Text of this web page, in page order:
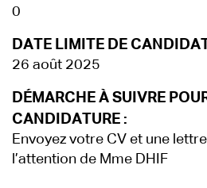
0
DATE LIMITE DE
26 août 2025
DÉMARCHE À SUIVRE
CANDIDATURE :
Envoyez votre CV et une
l’attention de Mme DHIF